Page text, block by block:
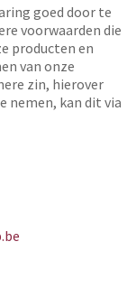
goed door te
voorwaarden die
producten en
van onze
zin, hierover
nemen, kan dit via